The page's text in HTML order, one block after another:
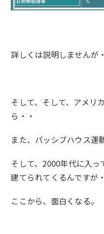
詳しくは説明しませんが
そして、そして、アメリ
ら・・
また、パッシブハウス運
そして、2000年代に入
建てられてくるんですが
ここから、面白くなる。